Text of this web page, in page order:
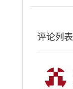
评论列表